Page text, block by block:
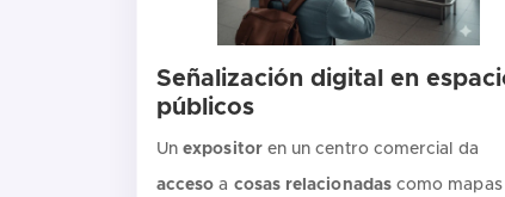
Señalización digital en
públicos
Unexpositoren un centro comercial da
acceso a cosas relacionadascomo mapas